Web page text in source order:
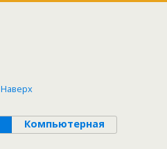
Наверх
Компьютерная